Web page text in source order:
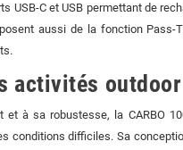
USB-C et USB permettant de
aussi de la fonction Pass-
activités outdoor
à sa robustesse, la CARBO
conditions difficiles. Sa